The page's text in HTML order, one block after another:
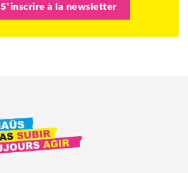
S'inscrire à la newsletter